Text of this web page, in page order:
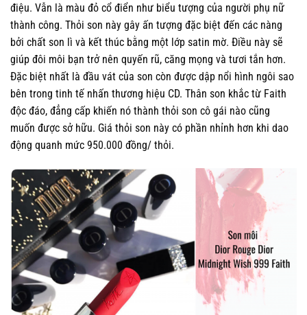
điệu. Vẫn là màu đỏ cổ điển như biểu tượng của người phụ nữ
thành công. Thỏi son này gây ấn tượng đặc biệt đến các nàng
bởi chất son lì và kết thúc bằng một lớp satin mờ. Điều này sẽ
giúp đôi môi bạn trở nên quyến rũ, căng mọng và tươi tắn hơn.
Đặc biệt nhất là đầu vát của son còn được dập nổi hình ngôi sao
bên trong tinh tế nhấn thương hiệu CD. Thân son khắc từ Faith
độc đáo, đẳng cấp khiến nó thành thỏi son cô gái nào cũng
muốn được sở hữu. Giá thỏi son này có phần nhỉnh hơn khi dao
động quanh mức 950.000 đồng/ thỏi.